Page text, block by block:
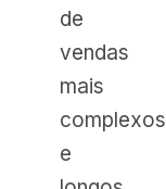
de
vendas
mais
complexos
e